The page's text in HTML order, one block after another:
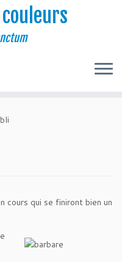
cours qui se finiront bien un